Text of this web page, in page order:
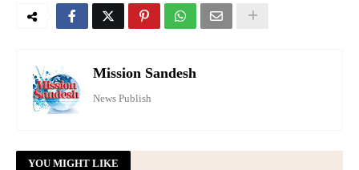
Mission Sandesh
News Publish
YOU MIGHT LIKE